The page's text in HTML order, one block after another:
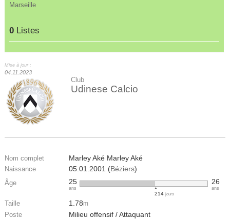
Marseille
0 Listes
Mise à jour :
04.11.2023
Club
Udinese Calcio
Nom complet Marley Aké Marley Aké
Naissance 05.01.2001 (Béziers)
Âge 25
ans
214 jours
26
ans
Taille 1.78m
Poste Milieu offensif / Attaquant